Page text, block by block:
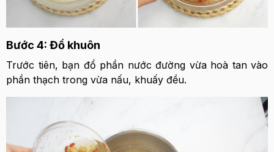
Bước 4: Đổ khuôn
Trước tiên, bạn đổ phần nước đường vừa hoà tan vào
phần thạch trong vừa nấu, khuấy đều.